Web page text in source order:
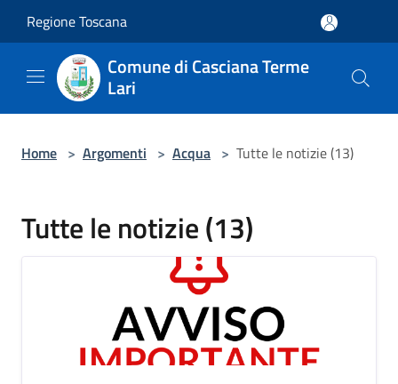
Regione Toscana
Comune di Casciana Terme
Lari
Home > Argomenti > Acqua > Tutte le notizie (13)
Tutte le notizie (13)